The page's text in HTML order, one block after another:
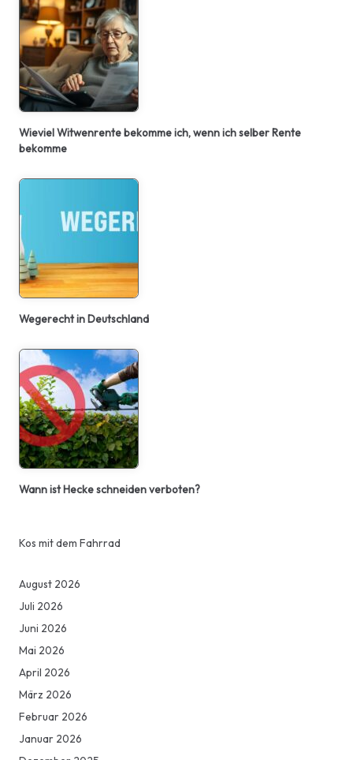
Wieviel Witwenrente bekomme ich, wenn ich selber Rente
bekomme
Wegerecht in Deutschland
Wann ist Hecke schneiden verboten?
Kos mit dem Fahrrad
August 2026
Juli 2026
Juni 2026
Mai 2026
April 2026
März 2026
Februar 2026
Januar 2026